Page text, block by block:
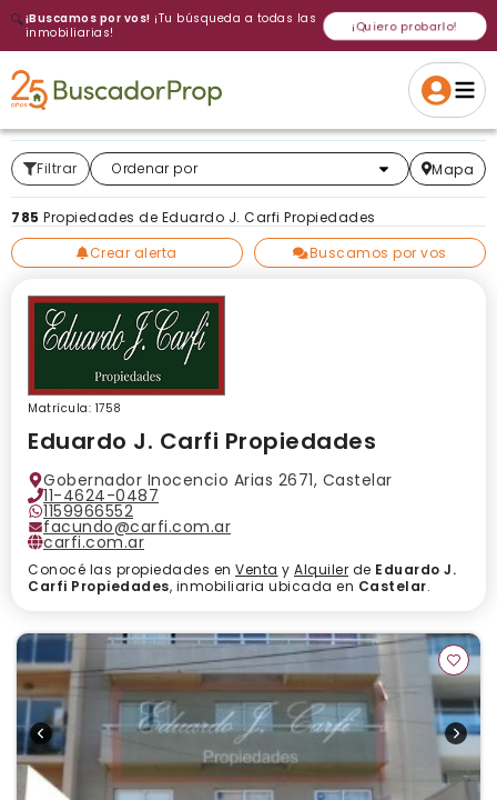
🔍¡Buscamos por vos! ¡Tu búsqueda a todas las
inmobiliarias!
¡Quiero probarlo!
Cancelar Si, eliminar
Gracias
Volver a intentar
Volver a intentarlo
Crear alerta
¡Si, enviar a todos!
Filtrar Ordenar por
Más relevantes Mapa
785 Propiedades de Eduardo J. Carfi Propiedades
Crear alerta
Buscamos por vos
Eduardo J. Carfi Propiedades
Gobernador Inocencio Arias 2671, Castelar
11-4624-0487
1159966552
facundo@carfi.com.ar
carfi.com.ar
Matrícula: 1758
Conocé las propiedades en Venta y Alquiler de Eduardo J.
Carfi Propiedades, inmobiliaria ubicada en Castelar.